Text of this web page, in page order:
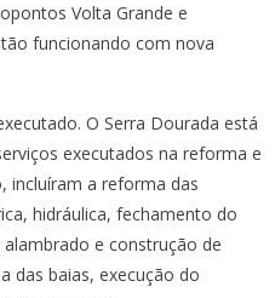
Volta Grande e
funcionando com nova
O Serra Dourada está
executados na reforma e
incluíram a reforma das
hidráulica, fechamento do
e construção de
das baias, execução do